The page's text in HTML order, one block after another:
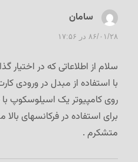
سامان
۸۶/۰۱/۲۸ در ۱۷:۵۶
سلام از اطلاعاتی که در اختیار
با استفاده از مبدل در ورودی
روی کامپیوتر یک اسیلوسکوپ با
برای استفاده در فرکانسهای
متشکرم .